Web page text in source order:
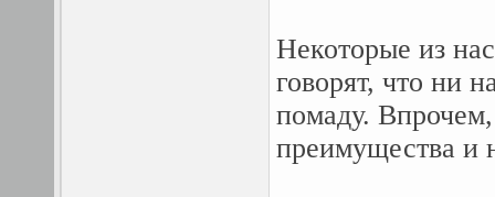
Некоторые из
говорят, что ни
помаду.
преимущества и